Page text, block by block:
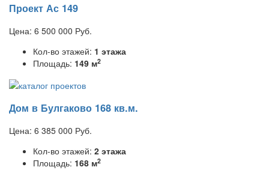
Проект Ас 149
Цена: 6 500 000 Руб.
Кол-во этажей: 1 этажа
Площадь: 149 м2
Дом в Булгаково 168 кв.м.
Цена: 6 385 000 Руб.
Кол-во этажей: 2 этажа
Площадь: 168 м2